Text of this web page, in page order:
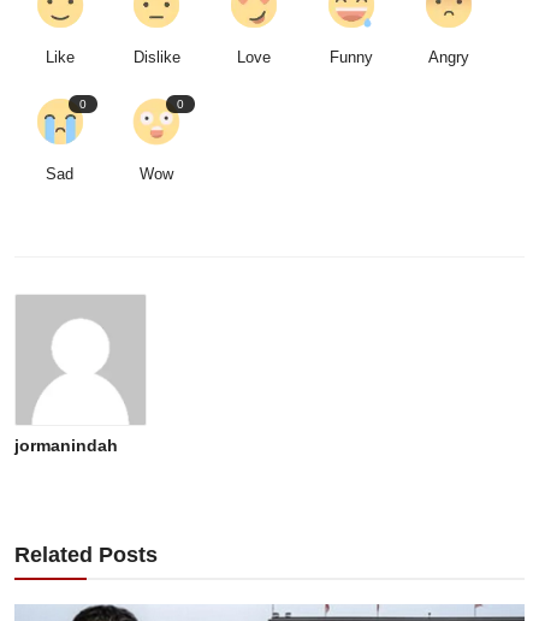
Like Dislike Love Funny Angry
0
Sad
0
Wow
jormanindah
Related Posts